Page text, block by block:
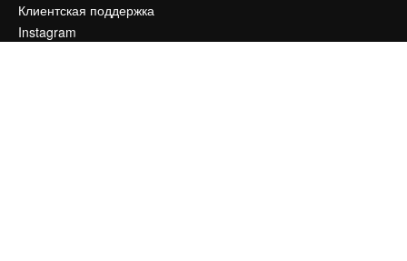
Клиентская поддержка
Instagram